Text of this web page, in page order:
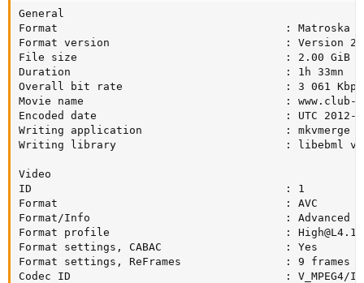
General
Format                                   : Matroska
Format version                           : Version 2
File size                                : 2.00 GiB
Duration                                 : 1h 33mn
Overall bit rate                         : 3 061 Kbps
Movie name                               : www.club-
Encoded date                             : UTC 2012-
Writing application                      : mkvmerge
Writing library                          : libebml
Video
ID                                       : 1
Format                                   : AVC
Format/Info                              : Advanced
Format profile                           : High@L4.1
Format settings, CABAC                   : Yes
Format settings, ReFrames                : 9 frames
Codec ID                                 : V_MPEG4/